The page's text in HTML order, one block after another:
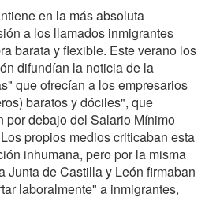
en la más absoluta
a los llamados inmigrantes
barata y flexible. Este verano los
difundían la noticia de la
que ofrecían a los empresarios
baratos y dóciles", que
por debajo del Salario Mínimo
propios medios criticaban esta
inhumana, pero por la misma
Junta de Castilla y León firmaban
laboralmente" a inmigrantes,